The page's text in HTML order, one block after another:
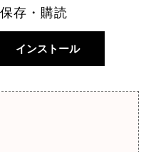
存・購読
インストール